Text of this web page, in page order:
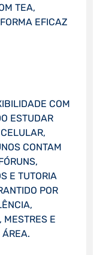
TEA,
EFICAZ
COM
ESTUDAR
CONTAM
E TUTORIA
POR
MESTRES E
ÁREA.